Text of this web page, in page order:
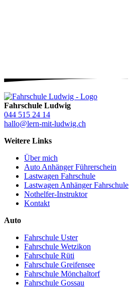
Fahrschule Ludwig
044 515 24 14
hallo@lern-mit-ludwig.ch
Weitere Links
Über mich
Auto Anhänger Führerschein
Lastwagen Fahrschule
Lastwagen Anhänger Fahrschule
Nothelfer-Instruktor
Kontakt
Auto
Fahrschule Uster
Fahrschule Wetzikon
Fahrschule Rüti
Fahrschule Greifensee
Fahrschule Mönchaltorf
Fahrschule Gossau